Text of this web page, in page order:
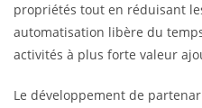
propriétés tout en réduisant
automatisation libère du
activités à plus forte valeur
Le développement de